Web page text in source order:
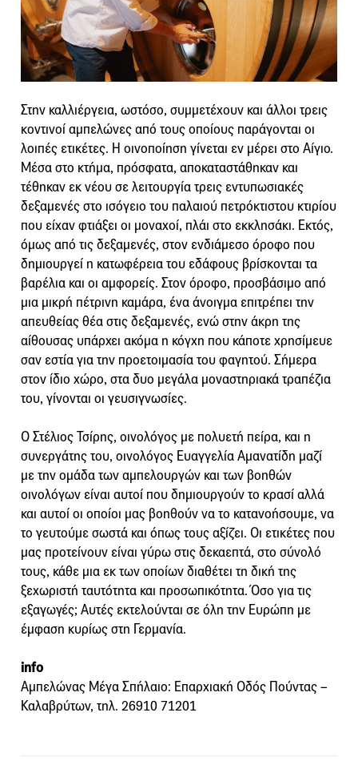
Στην καλλιέργεια, ωστόσο, συμμετέχουν και άλλοι τρεις
κοντινοί αμπελώνες από τους οποίους παράγονται οι
λοιπές ετικέτες. Η οινοποίηση γίνεται εν μέρει στο Αίγιο.
Μέσα στο κτήμα, πρόσφατα, αποκαταστάθηκαν και
τέθηκαν εκ νέου σε λειτουργία τρεις εντυπωσιακές
δεξαμενές στο ισόγειο του παλαιού πετρόκτιστου κτιρίου
που είχαν φτιάξει οι μοναχοί, πλάι στο εκκλησάκι. Εκτός,
όμως από τις δεξαμενές, στον ενδιάμεσο όροφο που
δημιουργεί η κατωφέρεια του εδάφους βρίσκονται τα
βαρέλια και οι αμφορείς. Στον όροφο, προσβάσιμο από
μια μικρή πέτρινη καμάρα, ένα άνοιγμα επιτρέπει την
απευθείας θέα στις δεξαμενές, ενώ στην άκρη της
αίθουσας υπάρχει ακόμα η κόγχη που κάποτε χρησίμευε
σαν εστία για την προετοιμασία του φαγητού. Σήμερα
στον ίδιο χώρο, στα δυο μεγάλα μοναστηριακά τραπέζια
του, γίνονται οι γευσιγνωσίες.
Ο Στέλιος Τσίρης, οινολόγος με πολυετή πείρα, και η
συνεργάτης του, οινολόγος Ευαγγελία Αμανατίδη μαζί
με την ομάδα των αμπελουργών και των βοηθών
οινολόγων είναι αυτοί που δημιουργούν το κρασί αλλά
και αυτοί οι οποίοι μας βοηθούν να το κατανοήσουμε, να
το γευτούμε σωστά και όπως τους αξίζει. Οι ετικέτες που
μας προτείνουν είναι γύρω στις δεκαεπτά, στο σύνολό
τους, κάθε μια εκ των οποίων διαθέτει τη δική της
ξεχωριστή ταυτότητα και προσωπικότητα. Όσο για τις
εξαγωγές; Αυτές εκτελούνται σε όλη την Ευρώπη με
έμφαση κυρίως στη Γερμανία.
info
Aμπελώνας Μέγα Σπήλαιο: Επαρχιακή Οδός Πούντας –
Καλαβρύτων, τηλ. 26910 71201